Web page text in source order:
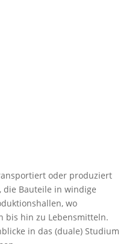
oder produziert
die Bauteile in windige
wo
bis hin zu Lebensmitteln.
in das (duale) Studium